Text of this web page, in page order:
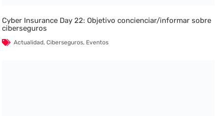
Cyber Insurance Day 22: Objetivo concienciar/informar sobre
ciberseguros
Actualidad,Ciberseguros, Eventos